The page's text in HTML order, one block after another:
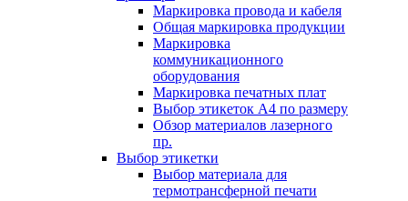
Маркировка провода и кабеля
Общая маркировка продукции
Маркировка
коммуникационного
оборудования
Маркировка печатных плат
Выбор этикеток А4 по размеру
Обзор материалов лазерного
пр.
Выбор этикетки
Выбор материала для
термотрансферной печати